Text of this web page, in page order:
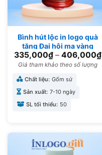
Bình hút lộc in logo quà
tặng Đại hội mạ vàng
18cm BHL-09
335,000₫– 406,000₫
Giá tham khảo theo số lượng
Chất liệu: Gốm sứ
Sản xuất: 7-10 ngày
SL tối thiểu: 50